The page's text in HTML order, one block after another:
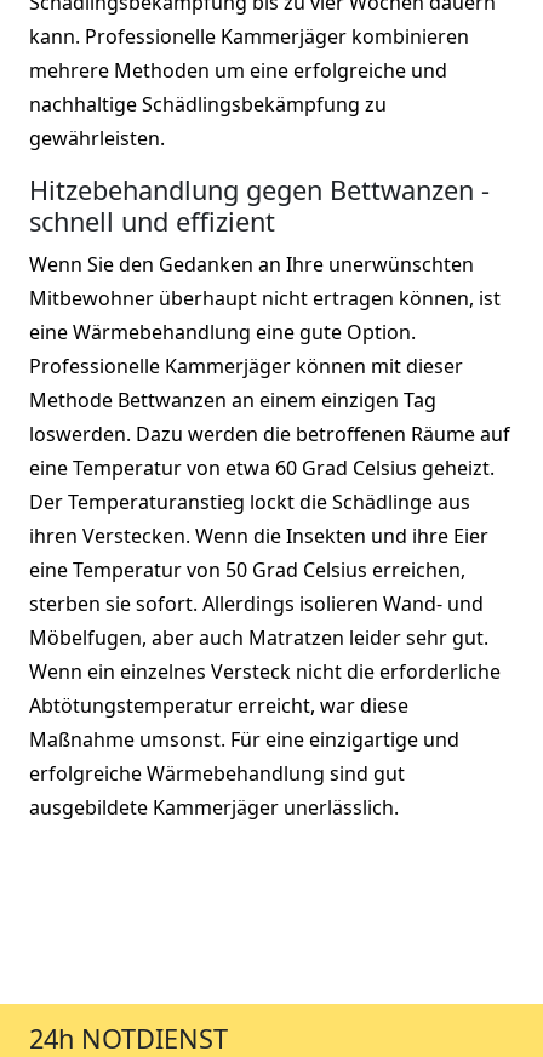
kann. Professionelle Kammerjäger kombinieren
mehrere Methoden um eine erfolgreiche und
nachhaltige Schädlingsbekämpfung zu
gewährleisten.
Hitzebehandlung gegen Bettwanzen -
schnell und effizient
Wenn Sie den Gedanken an Ihre unerwünschten
Mitbewohner überhaupt nicht ertragen können, ist
eine Wärmebehandlung eine gute Option.
Professionelle Kammerjäger können mit dieser
Methode Bettwanzen an einem einzigen Tag
loswerden. Dazu werden die betroffenen Räume auf
eine Temperatur von etwa 60 Grad Celsius geheizt.
Der Temperaturanstieg lockt die Schädlinge aus
ihren Verstecken. Wenn die Insekten und ihre Eier
eine Temperatur von 50 Grad Celsius erreichen,
sterben sie sofort. Allerdings isolieren Wand- und
Möbelfugen, aber auch Matratzen leider sehr gut.
Wenn ein einzelnes Versteck nicht die erforderliche
Abtötungstemperatur erreicht, war diese
Maßnahme umsonst. Für eine einzigartige und
erfolgreiche Wärmebehandlung sind gut
ausgebildete Kammerjäger unerlässlich.
24h NOTDIENST